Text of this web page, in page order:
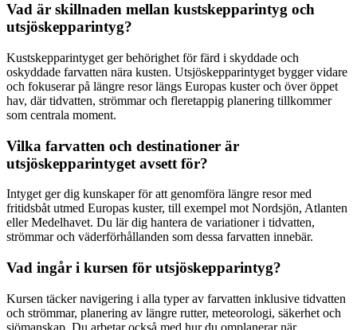
Vad är skillnaden mellan kustskepparintyg och
utsjöskepparintyg?
Kustskepparintyget ger behörighet för färd i skyddade och
oskyddade farvatten nära kusten. Utsjöskepparintyget bygger vidare
och fokuserar på längre resor längs Europas kuster och över öppet
hav, där tidvatten, strömmar och fleretappig planering tillkommer
som centrala moment.
Vilka farvatten och destinationer är
utsjöskepparintyget avsett för?
Intyget ger dig kunskaper för att genomföra längre resor med
fritidsbåt utmed Europas kuster, till exempel mot Nordsjön, Atlanten
eller Medelhavet. Du lär dig hantera de variationer i tidvatten,
strömmar och väderförhållanden som dessa farvatten innebär.
Vad ingår i kursen för utsjöskepparintyg?
Kursen täcker navigering i alla typer av farvatten inklusive tidvatten
och strömmar, planering av längre rutter, meteorologi, säkerhet och
sjömanskap. Du arbetar också med hur du omplanerar när